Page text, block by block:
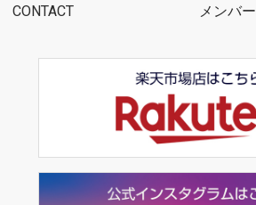
CONTACT メンバー